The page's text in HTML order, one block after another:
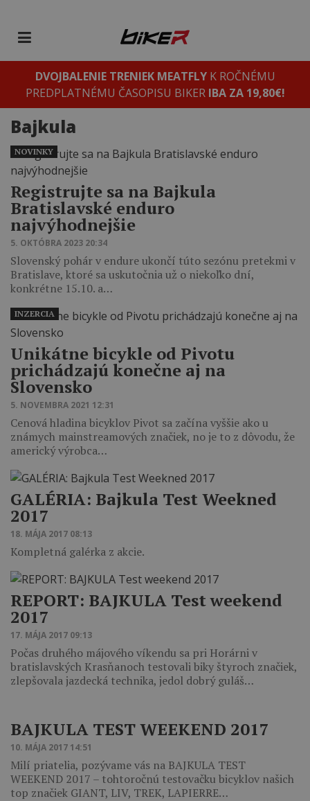
DVOJBALENIE TRENIEK MEATFLYK ROČNÉMU
PREDPLATNÉMU ČASOPISU BIKER IBA ZA 19,80€!
Bajkula
Registrujte sa na Bajkula
Bratislavské enduro
najvýhodnejšie
5. OKTÓBRA 2023 20:34
Slovenský pohár v endure ukončí túto sezónu pretekmi v
Bratislave, ktoré sa uskutočnia už o niekoľko dní,
konkrétne 15.10. a…
NOVINKY
Unikátne bicykle od Pivotu
prichádzajú konečne aj na
Slovensko
5. NOVEMBRA 2021 12:31
Cenová hladina bicyklov Pivot sa začína vyššie ako u
známych mainstreamových značiek, no je to z dôvodu, že
americký výrobca…
INZERCIA
GALÉRIA: Bajkula Test Weekned
2017
18. MÁJA 2017 08:13
Kompletná galérka z akcie.
REPORT: BAJKULA Test weekend
2017
17. MÁJA 2017 09:13
Počas druhého májového víkendu sa pri Horárni v
bratislavských Krasňanoch testovali biky štyroch značiek,
zlepšovala jazdecká technika, jedol dobrý guláš…
BAJKULA TEST WEEKEND 2017
10. MÁJA 2017 14:51
Milí priatelia, pozývame vás na BAJKULA TEST
WEEKEND 2017 – tohtoročnú testovačku bicyklov našich
top značiek GIANT, LIV, TREK, LAPIERRE…